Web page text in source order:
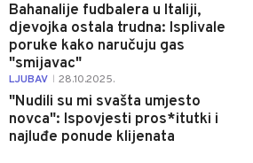
Bahanalije fudbalera u Italiji,
djevojka ostala trudna: Isplivale
poruke kako naručuju gas
"smijavac"
LJUBAV 28.10.2025.
"Nudili su mi svašta umjesto
novca": Ispovjesti pros*itutki i
najluđe ponude klijenata